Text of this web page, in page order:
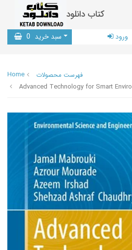
کتاب دانلود
سبد خرید 0 ورود
Home
فهرست محصولات
Advanced Technology for Smart